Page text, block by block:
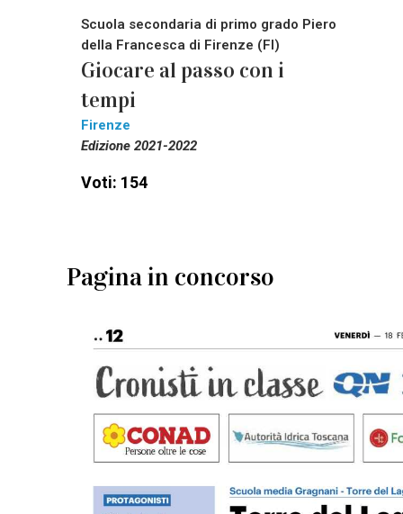
Scuola secondaria di primo grado Piero
della Francesca di Firenze (FI)
Giocare al passo con i
tempi
Firenze
Edizione 2021-2022
Voti: 154
Pagina in concorso